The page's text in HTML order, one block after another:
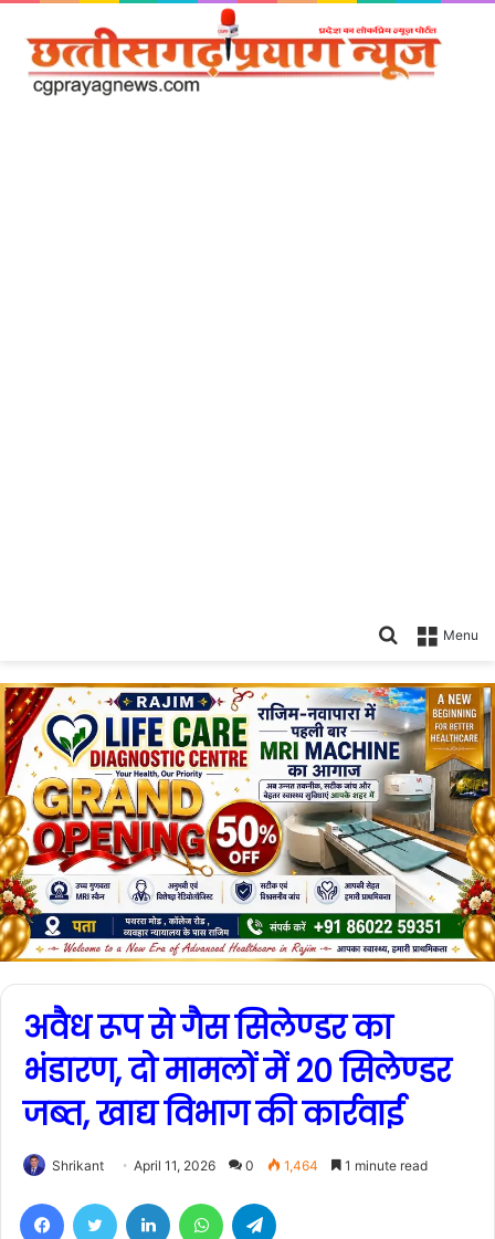
Menu
Search
अवैध रूप से गैस सिलेण्डर का
भंडारण, दो मामलों में 20 सिलेण्डर
जब्त, खाद्य विभाग की कार्रवाई
Shrikant April 11, 2026 0 1,464 1 minute read